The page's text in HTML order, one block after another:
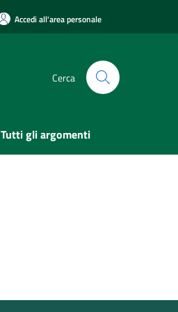
Accedi all'area personale
Cerca
Tutti gli argomenti